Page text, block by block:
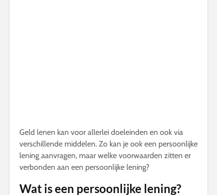
Geld lenen kan voor allerlei doeleinden en ook via
verschillende middelen. Zo kan je ook een persoonlijke
lening aanvragen, maar welke voorwaarden zitten er
verbonden aan een persoonlijke lening?
Wat is een persoonlijke lening?